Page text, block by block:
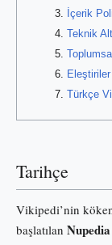
İçerik
Teknik
Eleştiriler
Türkçe
Tarihçe
Vikipedi’nin
başlatılan Nupedia